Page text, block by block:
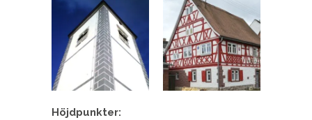
Höjdpunkter: